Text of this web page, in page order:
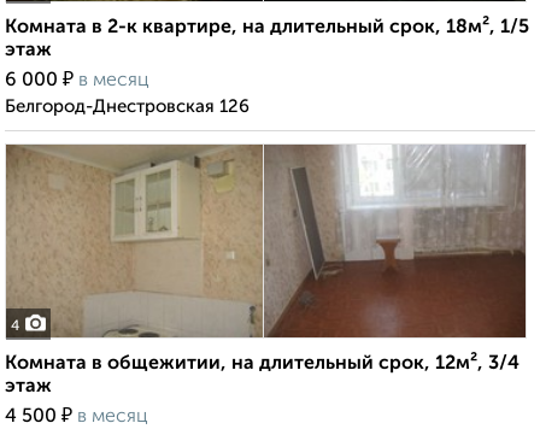
Комната в 2-к квартире, на длительный срок, 18м², 1/5
этаж
6 000 ₽ в месяц
Белгород-Днестровская 126
4
Комната в общежитии, на длительный срок, 12м², 3/4
этаж
4 500 ₽ в месяц